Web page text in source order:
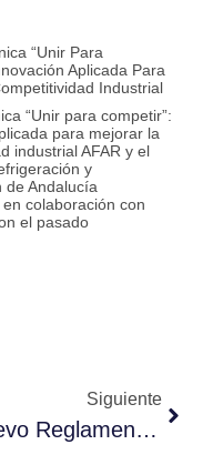
“Unir Para
Aplicada Para
Industrial
“Unir para competir”:
para mejorar la
industrial AFAR y el
y
de Andalucía
colaboración con
el pasado
Siguiente
Nuevo Reglamento De Seguridad Para Instalaciones Frigoríficas Y Sus Instrucciones Técnicas Complementarias